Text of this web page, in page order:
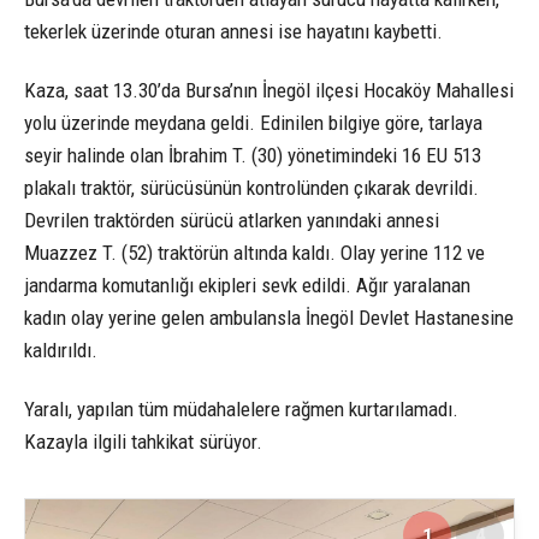
tekerlek üzerinde oturan annesi ise hayatını kaybetti.
Kaza, saat 13.30’da Bursa’nın İnegöl ilçesi Hocaköy Mahallesi
yolu üzerinde meydana geldi. Edinilen bilgiye göre, tarlaya
seyir halinde olan İbrahim T. (30) yönetimindeki 16 EU 513
plakalı traktör, sürücüsünün kontrolünden çıkarak devrildi.
Devrilen traktörden sürücü atlarken yanındaki annesi
Muazzez T. (52) traktörün altında kaldı. Olay yerine 112 ve
jandarma komutanlığı ekipleri sevk edildi. Ağır yaralanan
kadın olay yerine gelen ambulansla İnegöl Devlet Hastanesine
kaldırıldı.
Yaralı, yapılan tüm müdahalelere rağmen kurtarılamadı.
Kazayla ilgili tahkikat sürüyor.